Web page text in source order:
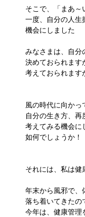
そこで、「まあ～
一度、自分の人生
機会にしました
みなさまは、自分
決めておられます
考えておられます
風の時代に向かっ
自分の生き方、再
考えてみる機会に
如何でしょうか！
それには、私は健
年末から風邪で、
落ち着いてきたの
今年は、健康管理